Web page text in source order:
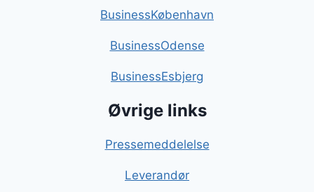
BusinessKøbenhavn
BusinessOdense
BusinessEsbjerg
Øvrige links
Pressemeddelelse
Leverandør